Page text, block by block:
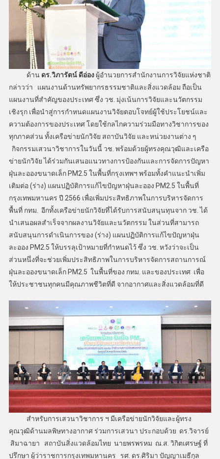
ด้าน ดร.วิภารัตน์ ดีอ่องผู้อำนวยการสำนักงานการวิจัยแห่งชาติ
กล่าวว่า แผนงานด้านทรัพยากรธรรมชาติและสิ่งแวดล้อม ถือเป็น
แผนงานที่สำคัญของประเทศ ซึ่ง วช. มุ่งเน้นการวิจัยและนวัตกรรม
เชิงรุก เพื่อนำสู่การกำหนดแผนงานวิจัยตอบโจทย์ผู้ใช้ประโยชน์และ
ความต้องการของประเทศ โดยใช้กลไกความร่วมมือทางวิชาการของ
ทุกภาคส่วน ทั้งเครือข่ายนักวิจัย สถาบันวิจัย และหน่วยงานต่าง ๆ
กิจกรรมเสวนาวิชาการในวันนี้ วช. พร้อมด้วยผู้ทรงคุณวุฒิและเครือ
ข่ายนักวิจัย ได้ร่วมกันเสนอแนวทางการป้องกันและการจัดการปัญหา
ฝุ่นละอองขนาดเล็ก PM2.5 ในพื้นที่กรุงเทพฯ พร้อมทั้งคำแนะนำเพิ่ม
เติมต่อ (ร่าง) แผนปฏิบัติการแก้ไขปัญหาฝุ่นละออง PM2.5 ในพื้นที่
กรุงเทพมหานคร ปี 2566 เพื่อเพิ่มประสิทธิภาพในการบริหารจัดการ
พื้นที่ กทม. อีกทั้งเครือข่ายนักวิจัยที่ได้รับการสนับสนุนทุนจาก วช. ได้
นำเสนอผลสำเร็จจากผลงานวิจัยและนวัตกรรม ในส่วนที่สามารถ
สนับสนุนการดำเนินการของ (ร่าง) แผนปฏิบัติการแก้ไขปัญหาฝุ่น
ละออง PM2.5 ให้บรรลุเป้าหมายที่กำหนดไว้ ซึ่ง วช. หวังว่าจะเป็น
ส่วนหนึ่งที่จะช่วยเพิ่มประสิทธิภาพในการบริหารจัดการสถานการณ์
ฝุ่นละอองขนาดเล็ก PM2.5 ในพื้นที่ของ กทม. และของประเทศ เพื่อ
ให้ประชาชนทุกคนมีคุณภาพชีวิตที่ดี จากอากาศและสิ่งแวดล้อมที่ดี
สำหรับการเสวนาวิชาการ ฯ มีเครือข่ายนักวิจัยและผู้ทรง
คุณวุฒิด้านมลพิษทางอากาศ ร่วมการเสวนา ประกอบด้วย ดร.วิจารย์
สิมาฉายา สถาบันสิ่งแวดล้อมไทย นายพรพรหม ณ.ส. วิกิตเศรษฐ์ ที่
ปรึกษา ผู้ว่าราชการกรุงเทพมหานคร รศ. ดร.ศิริมา ปัญญาเมธีกุล